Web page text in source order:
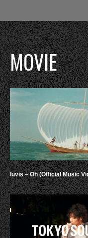
MOVIE
luvis – Oh (Official Music